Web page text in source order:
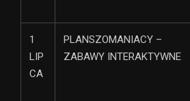
1
LIP
CA
PLANSZOMANIACY –
ZABAWY INTERAKTYWNE